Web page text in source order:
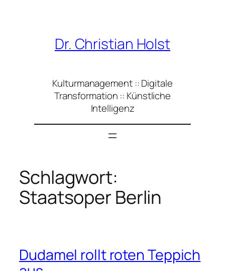
Dr. Christian Holst
Kulturmanagement :: Digitale
Transformation :: Künstliche
Intelligenz
Schlagwort:
Staatsoper Berlin
Dudamel rollt roten Teppich